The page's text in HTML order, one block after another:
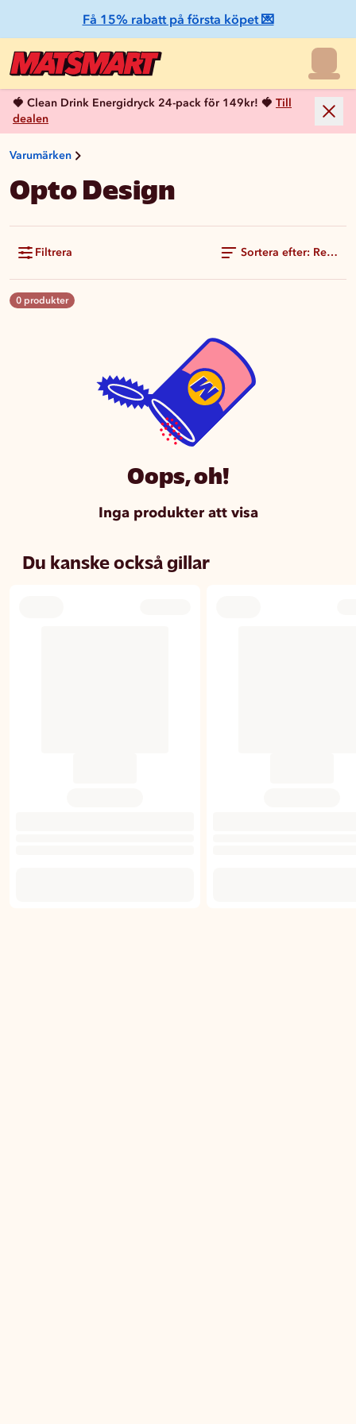
Få 15% rabatt på första köpet 💌
🍓 Clean Drink Energidryck 24-pack för 149kr! 🍓 Till
dealen
Varumärken
Opto Design
Filtrera Sortera efter:
0 produkter
Oops, oh!
Inga produkter att visa
Du kanske också gillar